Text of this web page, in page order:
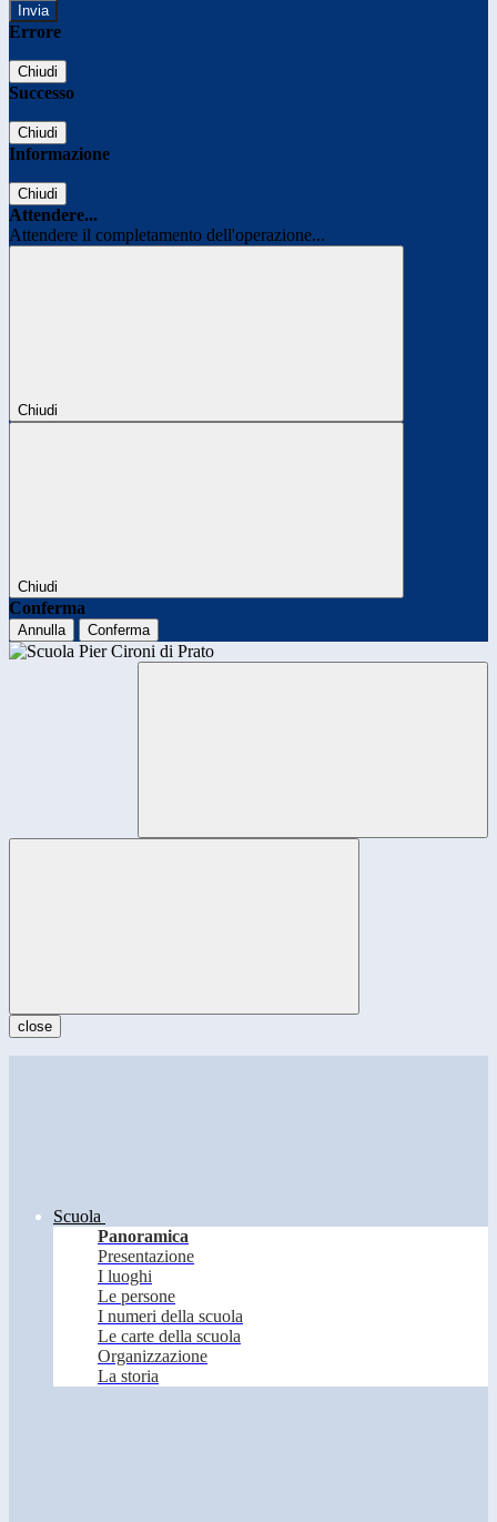
Errore
Chiudi
Successo
Chiudi
Informazione
Chiudi
Attendere...
Attendere il completamento dell'operazione...
Chiudi
Chiudi
Conferma
Annulla Conferma
close
Scuola
Panoramica
Presentazione
I luoghi
Le persone
I numeri della scuola
Le carte della scuola
Organizzazione
La storia